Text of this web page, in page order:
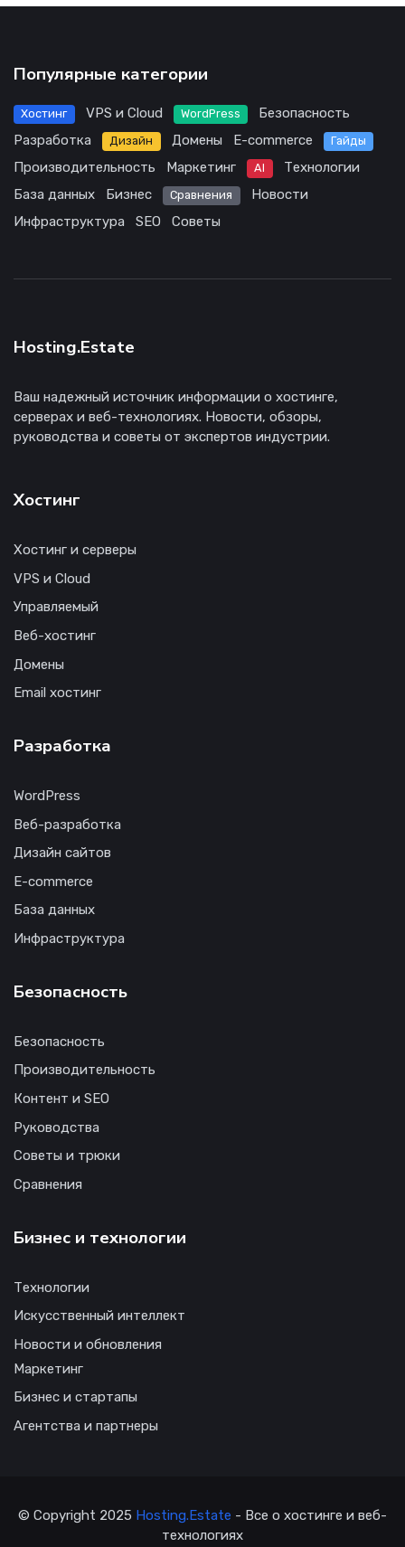
Популярные категории
Хостинг VPS и Cloud WordPress
Безопасность
Разработка
Дизайн Домены E-commerce Гайды
Производительность Маркетинг AI
Технологии
База данных
Бизнес Сравнения
Новости
Инфраструктура
SEO Советы
Hosting.Estate
Ваш надежный источник информации о хостинге,
серверах и веб-технологиях. Новости, обзоры,
руководства и советы от экспертов индустрии.
Хостинг
Хостинг и серверы
VPS и Cloud
Управляемый
Веб-хостинг
Домены
Email хостинг
Разработка
WordPress
Веб-разработка
Дизайн сайтов
E-commerce
База данных
Инфраструктура
Безопасность
Безопасность
Производительность
Контент и SEO
Руководства
Советы и трюки
Сравнения
Бизнес и технологии
Технологии
Искусственный интеллект
Новости и обновления
Маркетинг
Бизнес и стартапы
Агентства и партнеры
© Copyright 2025 Hosting.Estate - Все о хостинге и веб-
технологиях